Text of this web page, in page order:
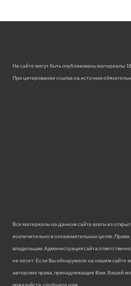
На сайте могут быть опубликованы материалы
При цитировании ссылка на источник
Все материалы на данном сайте взяты из
исключительно в ознакомительных целях.
владельцам. Администрация сайта
не несет. Если Вы обнаружили на нашем сайте
авторские права, принадлежащие Вам, Вашей
пожалуйста, сообщите нам.